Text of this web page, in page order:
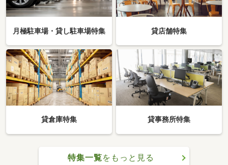
月極駐車場・貸し駐車場特集 貸店舗特集
貸倉庫特集 貸事務所特集
特集一覧をもっと見る